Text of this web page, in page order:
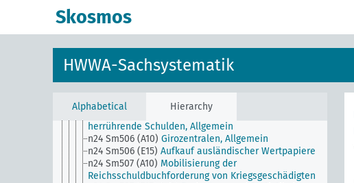
Skosmos
HWWA-Sachsystematik
Alphabetical Hierarchy
n24 Sm503 (A10)
n24 Sm503 (H) Norman Plan
War Finance Corporation
Bankgewerbe
Interalliierte aus den Weltkriegen
herrührende Schulden, Allgemein
n24 Sm506 (A10) Girozentralen, Allgemein
n24 Sm506 (E15) Aufkauf ausländischer Wertpapiere
n24 Sm507 (A10) Mobilisierung der
Reichsschuldbuchforderung von Kriegsgeschädigten